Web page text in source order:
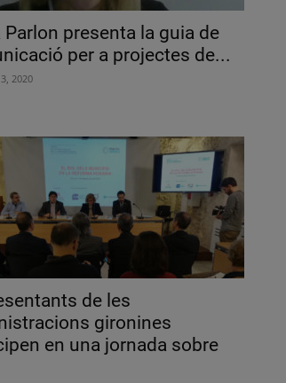
Parlon presenta la guia de
per a projectes de...
2020
de les
gironines
en una jornada sobre